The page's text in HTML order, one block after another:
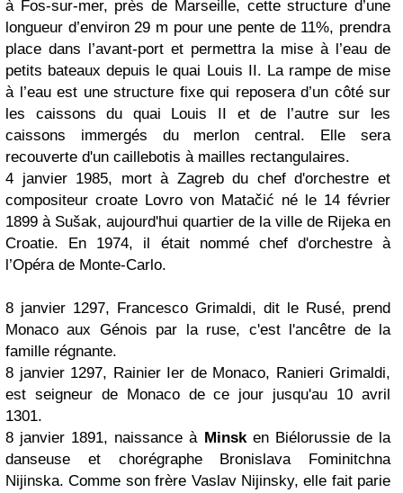
à Fos-sur-mer, près de Marseille, cette structure d’une
longueur d’environ 29 m pour une pente de 11%, prendra
place dans l’avant-port et permettra la mise à l’eau de
petits bateaux depuis le quai Louis II. La rampe de mise
à l’eau est une structure fixe qui reposera d’un côté sur
les caissons du quai Louis II et de l’autre sur les
caissons immergés du merlon central. Elle sera
recouverte d'un caillebotis à mailles rectangulaires.
4 janvier 1985, mort à Zagreb du chef d'orchestre et
compositeur croate Lovro von Matačić né le 14 février
1899 à Sušak, aujourd'hui quartier de la ville de Rijeka en
Croatie. En 1974, il était nommé chef d'orchestre à
l’Opéra de Monte-Carlo.
8 janvier 1297, Francesco Grimaldi, dit le Rusé, prend
Monaco aux Génois par la ruse, c'est l'ancêtre de la
famille régnante.
8 janvier 1297, Rainier Ier de Monaco, Ranieri Grimaldi,
est seigneur de Monaco de ce jour jusqu'au 10 avril
1301.
8 janvier 1891, naissance à Minsken Biélorussie de la
danseuse et chorégraphe Bronislava Fominitchna
Nijinska. Comme son frère Vaslav Nijinsky, elle fait parie